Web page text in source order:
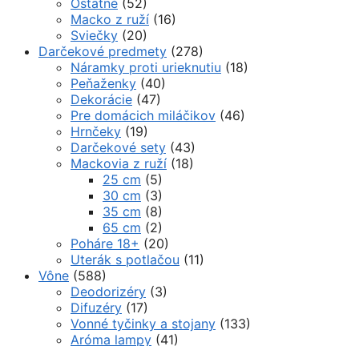
Macko z ruží (16)
Sviečky (20)
Darčekové predmety (278)
Náramky proti urieknutiu (18)
Peňaženky (40)
Dekorácie (47)
Pre domácich miláčikov (46)
Hrnčeky (19)
Darčekové sety (43)
Mackovia z ruží (18)
25 cm (5)
30 cm (3)
35 cm (8)
65 cm (2)
Poháre 18+ (20)
Uterák s potlačou (11)
Vône (588)
Deodorizéry (3)
Difuzéry (17)
Vonné tyčinky a stojany (133)
Aróma lampy (41)